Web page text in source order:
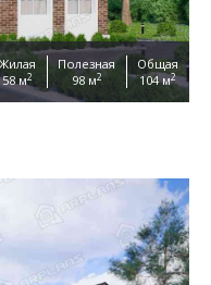
Жилая
58 м2
Полезная
98 м2
Общая
104 м2